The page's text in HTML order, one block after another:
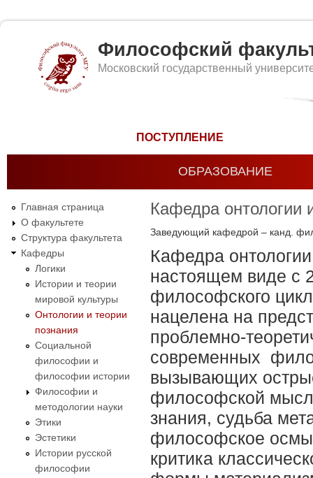
Философский
Московский государственный
ПОСТУПЛЕНИЕ
ОБРАЗОВАНИЕ
Главная страница
О факультете
Структура факультета
Кафедры
Логики
Истории и теории
мировой культуры
Онтологии и теории
познания
Социальной
философии и
философии истории
Философии и
методологии науки
Этики
Эстетики
Истории русской
философии
Кафедра онтологии
Заведующий кафедрой – канд.
Кафедра
настоящем виде с
философского
нацелена на
проблемно-
современных
вызывающих
философской
знания, судьба
философское
критика